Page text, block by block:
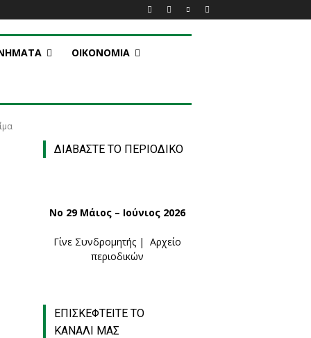
ΟΙΚΟΝΟΜΙΑ
ΔΙΑΒΑΣΤΕ ΤΟ ΠΕΡΙΟΔΙΚΟ
Νο 29 Μάιος – Ιούνιος 2026
Γίνε Συνδρομητής | Αρχείο
περιοδικών
ΕΠΙΣΚΕΦΤΕΙΤΕ ΤΟ
ΚΑΝΑΛΙ ΜΑΣ